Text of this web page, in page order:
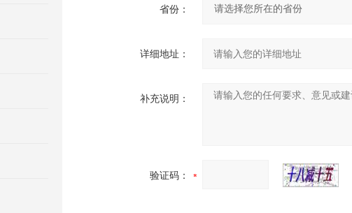
省份：
详细地址：
补充说明：
验证码：